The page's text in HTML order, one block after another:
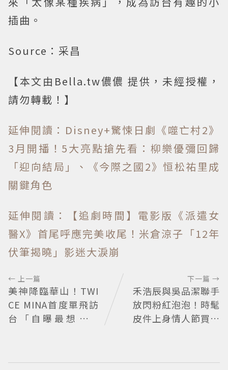
插曲。
Source：采昌
【本文由Bella.tw儂儂 提供，未經授權，
請勿轉載！】
延伸閱讀：Disney+驚悚日劇《噬亡村2》
3月開播！5大亮點搶先看：柳樂優彌回歸
「迎向結局」、《今際之國2》恒松祐里成
關鍵角色
延伸閱讀：【追劇時間】電影版《派遣女
醫X》首尾呼應完美收尾！米倉涼子「12年
伏筆揭曉」影迷大淚崩
← 上一篇
美神降臨華山！TWI
CE MINA首度單飛訪
台「自曝最想做這
下一篇 →
禾浩辰與吳品潔聯手
放閃粉紅泡泡！時髦
皮件上身情人節買物